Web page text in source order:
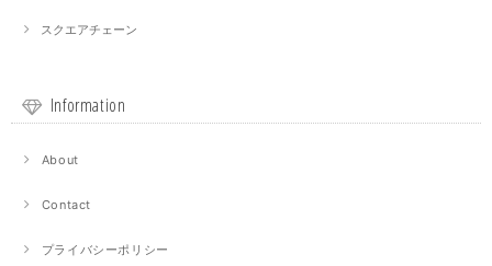
スクエアチェーン
Information
About
Contact
プライバシーポリシー